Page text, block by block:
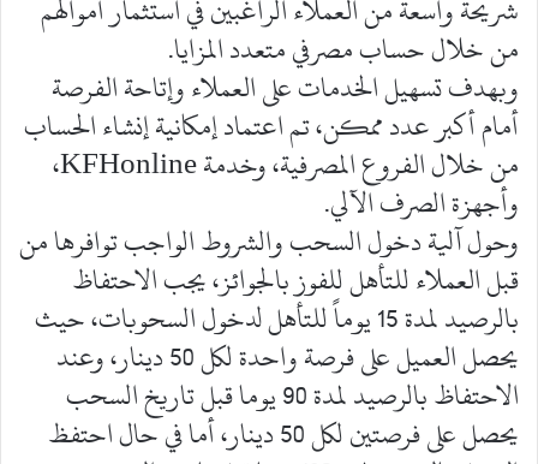
شريحة واسعة من العملاء الراغبين في استثمار أموالهم
من خلال حساب مصرفي متعدد المزايا.
وبهدف تسهيل الخدمات على العملاء وإتاحة الفرصة
أمام أكبر عدد ممكن، تم اعتماد إمكانية إنشاء الحساب
من خلال الفروع المصرفية، وخدمة KFHonline،
وأجهزة الصرف الآلي.
وحول آلية دخول السحب والشروط الواجب توافرها من
قبل العملاء للتأهل للفوز بالجوائز، يجب الاحتفاظ
بالرصيد لمدة 15 يوماً للتأهل لدخول السحوبات، حيث
يحصل العميل على فرصة واحدة لكل 50 دينار، وعند
الاحتفاظ بالرصيد لمدة 90 يوما قبل تاريخ السحب
يحصل على فرصتين لكل 50 دينار، أما في حال احتفظ